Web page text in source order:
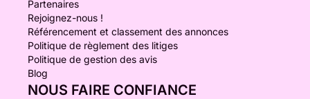
Partenaires
Rejoignez-nous !
Référencement et classement des annonces
Politique de règlement des litiges
Politique de gestion des avis
Blog
NOUS FAIRE CONFIANCE